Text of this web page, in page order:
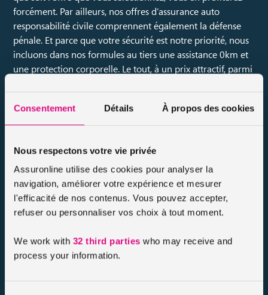
Consentement Détails À propos des cookies
Nous respectons votre vie privée
Assuronline utilise des cookies pour analyser la
navigation, améliorer votre expérience et mesurer
l'efficacité de nos contenus. Vous pouvez accepter,
refuser ou personnaliser vos choix à tout moment.
We work with 32 third parties who may receive and
process your information.
forcément. Par ailleurs, nos offres d’assurance auto
responsabilité civile comprennent également la défense
pénale. Et parce que votre sécurité est notre priorité, nous
incluons dans nos formules au tiers une assistance 0km et
une protection corporelle. Le tout, à un prix attractif, parmi
Des assurances pour tous les véhicules
Quel que soit le véhicule que vous conduisez, vous
trouverez forcément une offre d’assurance auto garantie
responsabilité civile sur assuronline. Nous vous proposons
de découvrir nos formules de protection d’assurance auto
pour :
Les voitures
Les camping-cars
Les voitures sans permis